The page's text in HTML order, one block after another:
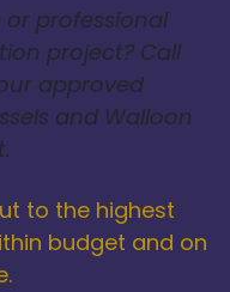
professional
project? Call
approved
and Walloon
to the highest
budget and on